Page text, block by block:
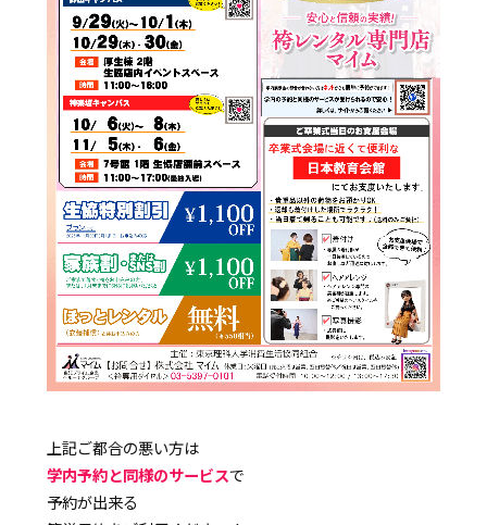
上記ご都合の悪い方は
学内予約と同様のサービスで
予約が出来る